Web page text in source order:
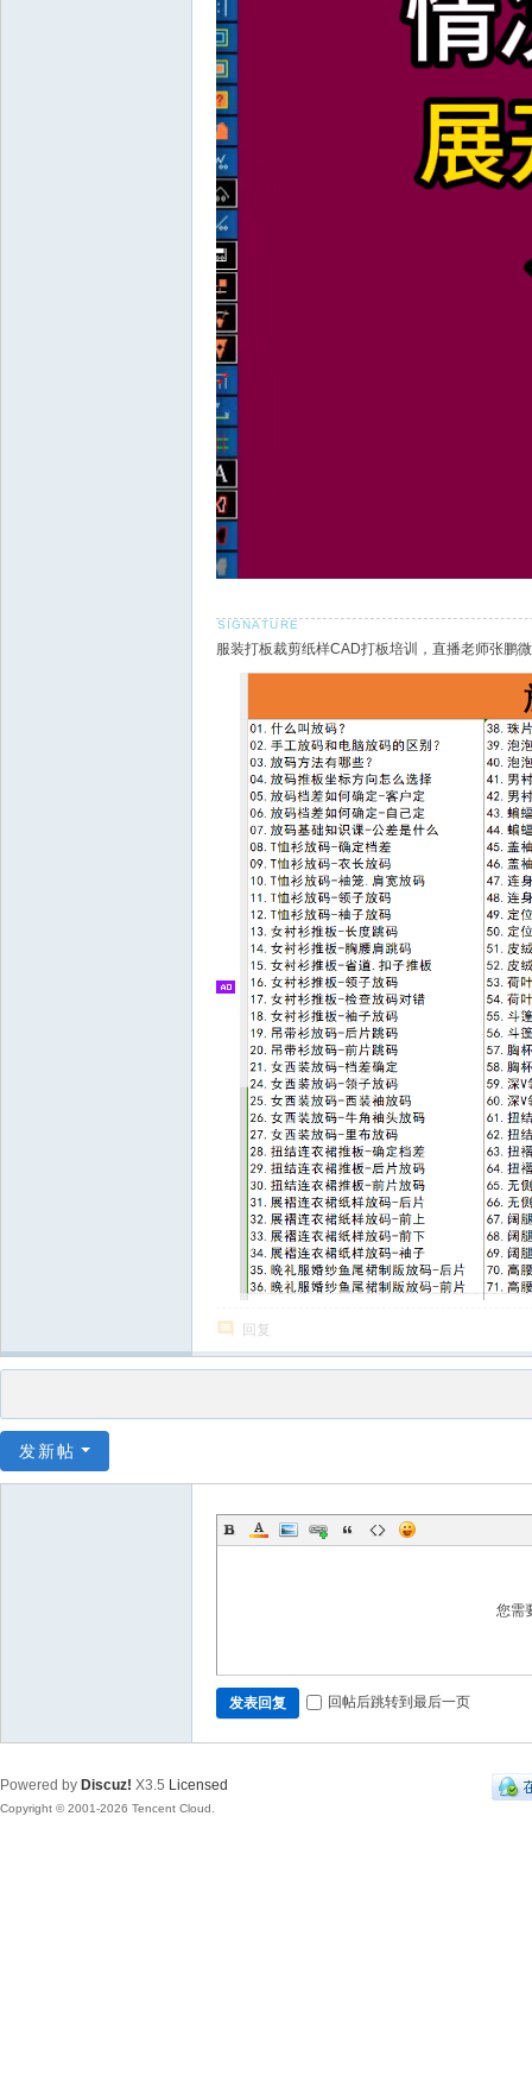
服装打板裁剪纸样CAD打板培训，直播老师张鹏
回复
发新帖
您需
发表回复 回帖后跳转到最后一页
Powered by Discuz! X3.5 Licensed
Copyright © 2001-2026 Tencent Cloud.